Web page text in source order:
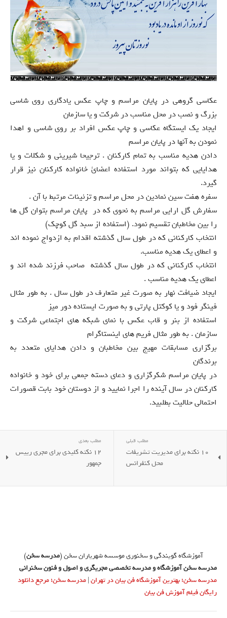
عکاسی گروهی در پایان مراسم و چاپ عکس یادگاری روی شاسی
بزرگ و نصب در محل مناسب در شرکت و یا سازمان
ایجاد یک ایستگاه عکاسی و چاپ عکس افراد بر روی شاسی و اهدا
نمودن به آنها در پایان مراسم
دادن هدیه مناسب به تمام کارکنان . ترجیحا شیرینی و شکلات و یا
هدایایی که بتواند مورد استفاده اعضائ خانواده کارکنان نیز قرار
گیرد.
سفره هفت سین نمادین در محل مراسم و تزئینات مرتبط با آن .
سفارش گل ارایی مراسم به نحوی که در پایان مراسم بتوان گل ها
را بین مخاطبان تقسیم نمود. (استفاده از سبد گل کوچک)
انتخاب کارکنانی که در طول سال گذشته اقدام به ازدواج نموده اند
و اعطای یک هدیه مناسب.
انتخاب کارکنانی که در طول سال گذشته صاحب فرزند شده اند و
اعطای یک هدیه مناسب .
ایجاد ضیافت نهار به صورت غیر متعارف در طول سال . به طور مثال
فینگر فود و یا کوکتل پارتی و به صورت ایستاده دور میز
استفاده از بنر و قاب عکس با نمای شبکه های اجتماعی شرکت و
سازمان . به طور مثال فریم های اینستاگرام
برگزاری مسابقات مهیج بین مخاطبان و دادن هدایای متعدد به
برندگان
در پایان مراسم شکرگزاری و دعای دسته جمعی برای خود و خانواده
کارکنان در سال آینده را اجرا نمایید و از دوستان خود بابت قصورات
احتمالی حلالیت بطلبید.
مطلب قبلی
10 نکته برای مدیریت تشریفات
محل کنفرانس
مطلب بعدی
12 نکته کلیدی برای مجری رییس
جمهور
آموزشگاه گویندگی و سخنوری موسسه شهریاران سخن (مدرسه سخن)
مدرسه سخن آموزشگاه و مدرسه تخصصی مجریگری و اصول و فنون سخنرانی
مدرسه سخن؛ بهترین آموزشگاه فن بیان در تهران|مدرسه سخن؛ مرجع دانلود
رایگان فیلم آموزش فن بیان